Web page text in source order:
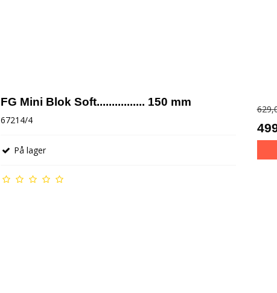
FG Mini Blok Soft................ 150 mm
67214/4
På lager